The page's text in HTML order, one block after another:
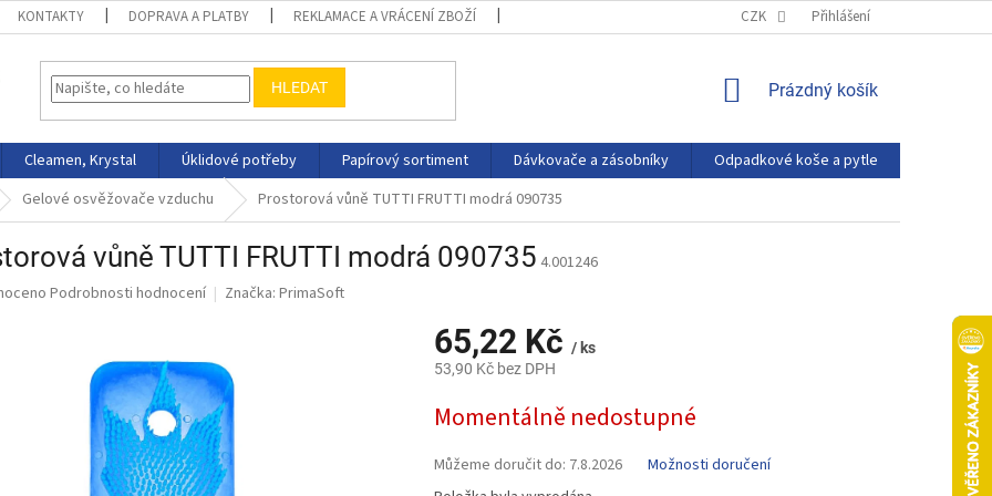
KONTAKTY DOPRAVA A PLATBY REKLAMACE A VRÁCENÍ ZBOŽÍ PODMÍNKY OCHRANY OSOBNÍCH ÚDAJŮ
CZK Přihlášení
HLEDAT
NÁKUPNÍ
Prázdný košík
Cleamen, Krystal Úklidové potřeby Papírový sortiment Dávkovače a zásobníky Odpadkové koše a pytle
Gelové osvěžovače vzduchu Prostorová vůně TUTTI FRUTTI modrá 090735
vůně TUTTI FRUTTI modrá 090735 4.001246
Podrobnosti hodnocení Značka: PrimaSoft
65,22 Kč / ks
53,90 Kč bez DPH
cena:
Momentálně nedostupné
Můžeme doručit do: 7.8.2026
Možnosti doručení